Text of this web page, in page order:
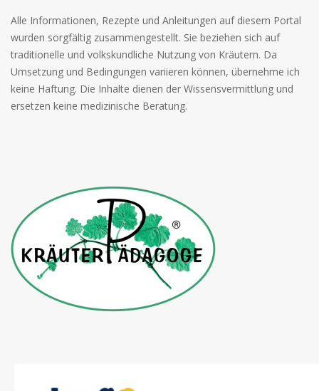
Alle Informationen, Rezepte und Anleitungen auf diesem Portal
wurden sorgfältig zusammengestellt. Sie beziehen sich auf
traditionelle und volkskundliche Nutzung von Kräutern. Da
Umsetzung und Bedingungen variieren können, übernehme ich
keine Haftung. Die Inhalte dienen der Wissensvermittlung und
ersetzen keine medizinische Beratung.